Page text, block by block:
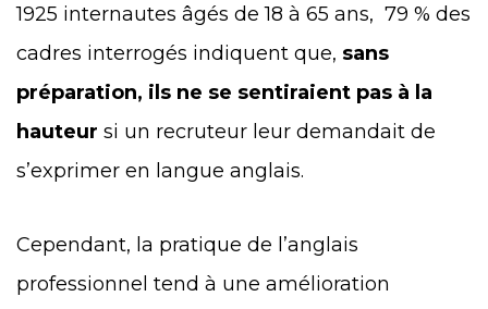
1925 internautes âgés de 18 à 65 ans, 79 % des
cadres interrogés indiquent que, sans
préparation, ils ne se sentiraient pas à la
hauteur si un recruteur leur demandait de
s’exprimer en langue anglais.
Cependant, la pratique de l’anglais
professionnel tend à une amélioration